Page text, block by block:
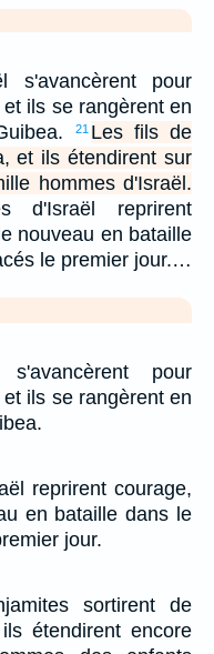
s'avancèrent pour
ils se rangèrent en
21 Les fils de
et ils étendirent sur
hommes d'Israël.
d'Israël reprirent
nouveau en bataille
le premier jour.…
pour
ils se rangèrent en
reprirent courage,
en bataille dans le
jour.
sortirent de
étendirent encore